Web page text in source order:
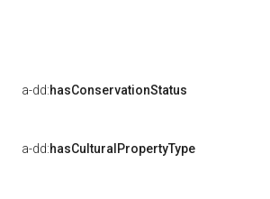
a-dd:hasConservationStatus
a-dd:hasCulturalPropertyType